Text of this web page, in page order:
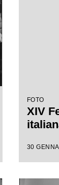
FOTO
XIV
30